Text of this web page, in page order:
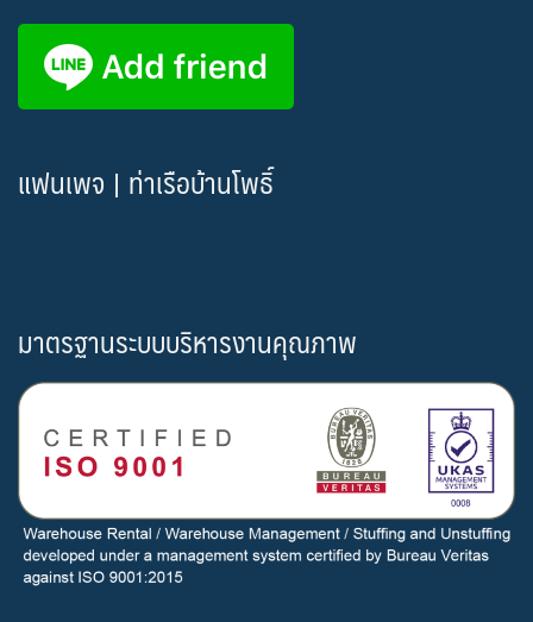
แฟนเพจ | ท่าเรือบ้านโพธิ์
มาตรฐานระบบบริหารงานคุณภาพ